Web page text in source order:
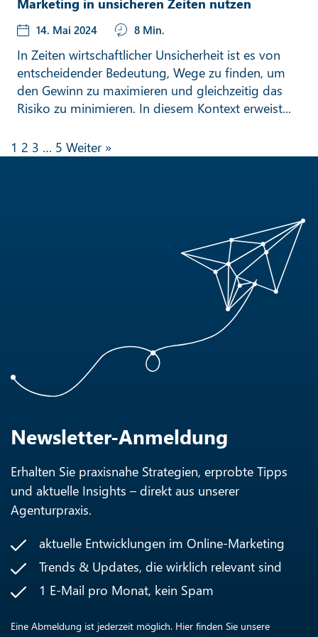
Marketing in unsicheren Zeiten nutzen
14. Mai 2024 8 Min.
In Zeiten wirtschaftlicher Unsicherheit ist es von
entscheidender Bedeutung, Wege zu finden, um
den Gewinn zu maximieren und gleichzeitig das
Risiko zu minimieren. In diesem Kontext erweist...
1 2 3 … 5 Weiter »
Newsletter-Anmeldung
Erhalten Sie praxisnahe Strategien, erprobte Tipps
und aktuelle Insights – direkt aus unserer
Agenturpraxis.
aktuelle Entwicklungen im Online-Marketing
Trends & Updates, die wirklich relevant sind
1 E-Mail pro Monat, kein Spam
Eine Abmeldung ist jederzeit möglich. Hier finden Sie unsere